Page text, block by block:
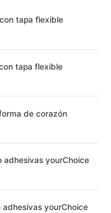
tapa flexible
tapa flexible
de corazón
adhesivas yourChoice
adhesivas yourChoice